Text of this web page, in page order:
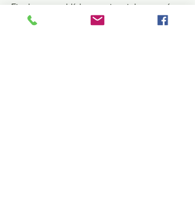
Finalmente, el líder magisterial aseguró
que con esta capacitación, su dirigencia